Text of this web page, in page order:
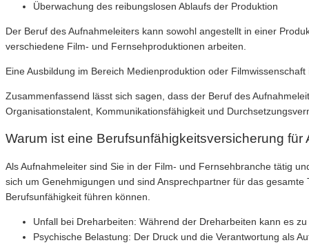
Überwachung des reibungslosen Ablaufs der Produktion
Der Beruf des Aufnahmeleiters kann sowohl angestellt in einer
verschiedene Film- und Fernsehproduktionen arbeiten.
Eine Ausbildung im Bereich Medienproduktion oder
Zusammenfassend lässt sich sagen, dass der Beruf des
Organisationstalent, Kommunikationsfähigkeit und
Warum ist eine Berufsunfähigkeitsversicherung für
Als Aufnahmeleiter sind Sie in der Film- und Fernsehbranche tätig
sich um Genehmigungen und sind Ansprechpartner für das
Berufsunfähigkeit führen können.
Unfall bei Dreharbeiten: Während der Dreharbeiten kann es
Psychische Belastung: Der Druck und die Verantwortung als